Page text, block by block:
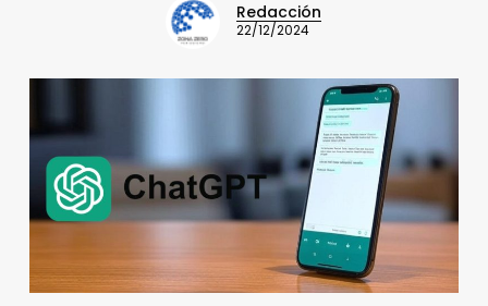
Redacción
22/12/2024